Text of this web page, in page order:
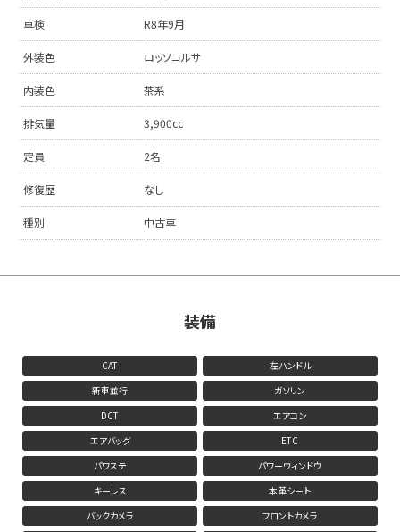
車検 R8年9月
外装色 ロッソコルサ
内装色 茶系
排気量 3,900cc
定員 2名
修復歴 なし
種別 中古車
装備
CAT
左ハンドル
新車並行
ガソリン
DCT
エアコン
エアバッグ
ETC
パワステ
パワーウィンドウ
キーレス
本革シート
バックカメラ
フロントカメラ